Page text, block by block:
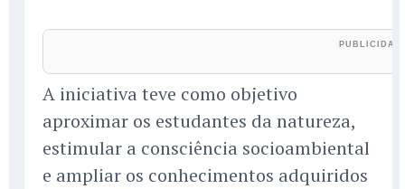
A iniciativa teve como objetivo
aproximar os estudantes da natureza,
estimular a consciência socioambiental
e ampliar os conhecimentos adquiridos